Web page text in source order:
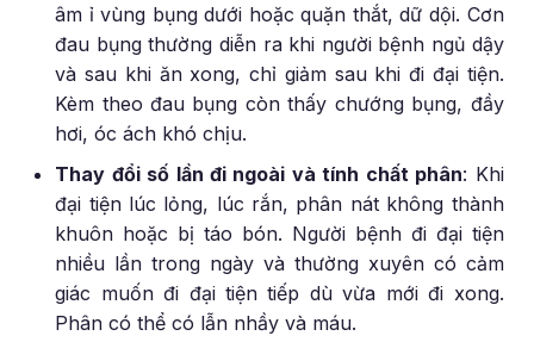
âm ỉ vùng bụng dưới hoặc quặn thắt, dữ dội. Cơn
đau bụng thường diễn ra khi người bệnh ngủ dậy
và sau khi ăn xong, chỉ giảm sau khi đi đại tiện.
Kèm theo đau bụng còn thấy chướng bụng, đầy
hơi, óc ách khó chịu.
Thay đổi số lần đi ngoài và tính chất phân: Khi
đại tiện lúc lỏng, lúc rắn, phân nát không thành
khuôn hoặc bị táo bón. Người bệnh đi đại tiện
nhiều lần trong ngày và thường xuyên có cảm
giác muốn đi đại tiện tiếp dù vừa mới đi xong.
Phân có thể có lẫn nhầy và máu.